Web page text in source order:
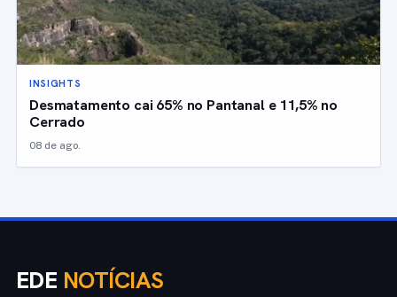
INSIGHTS
Desmatamento cai 65% no Pantanal e 11,5% no
Cerrado
08 de ago.
EDE NOTÍCIAS